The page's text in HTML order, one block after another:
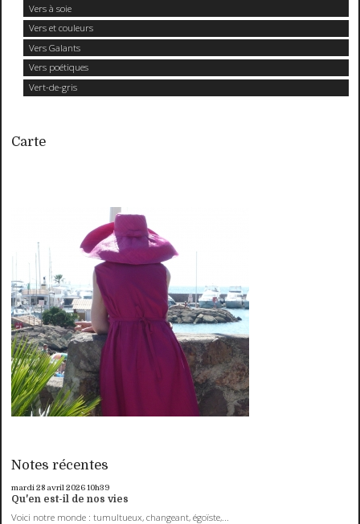
Vers à soie
Vers et couleurs
Vers Galants
Vers poétiques
Vert-de-gris
Carte
Notes récentes
mardi 28 avril 202610h39
Qu'en est-il de nos vies
Voici notre monde : tumultueux, changeant, égoïste,...